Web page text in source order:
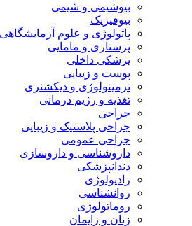
بیوشیمی و شیمی
بیوفیزیک
پاتولوژی و علوم آزمایشگاهی
پرستاری و مامایی
پزشکی داخلی
پوست و زیبایی
ترمینولوژی و دیکشنری
تغذیه و رژیم درمانی
جراحی
جراحی پلاستیک و زیبایی
جراحی عمومی
داروشناسی و داروسازی
دندانپزشکی
رادیولوژی
روانشناسی
روماتولوژی
زنان و زایمان